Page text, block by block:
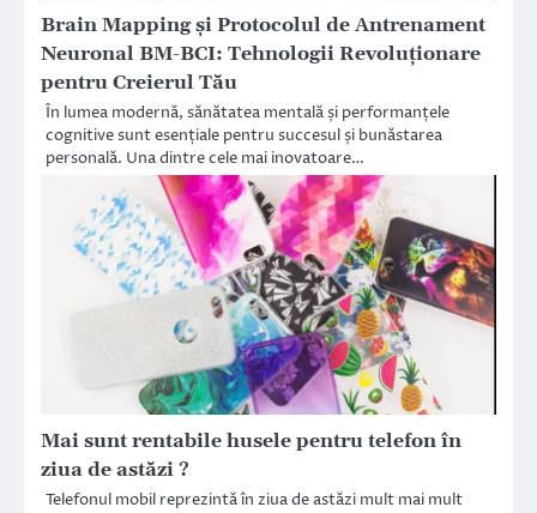
Brain Mapping și Protocolul de Antrenament
Neuronal BM-BCI: Tehnologii Revoluționare
pentru Creierul Tău
În lumea modernă, sănătatea mentală și performanțele
cognitive sunt esențiale pentru succesul și bunăstarea
personală. Una dintre cele mai inovatoare…
Mai sunt rentabile husele pentru telefon în
ziua de astăzi ?
Telefonul mobil reprezintă în ziua de astăzi mult mai mult